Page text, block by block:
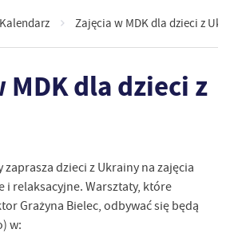
Kalendarz
Zajęcia w MDK dla dzieci z
MDK dla dzieci z
dzieci z Ukrainy na zajęcia
i relaksacyjne. Warsztaty, które
Grażyna Bielec, odbywać się będą
w: